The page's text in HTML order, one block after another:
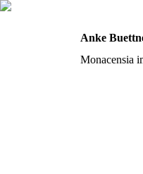
Anke
Monacensia